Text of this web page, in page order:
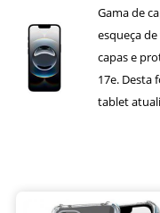
Gama de
esqueça
capas e
17e. Desta
tablet